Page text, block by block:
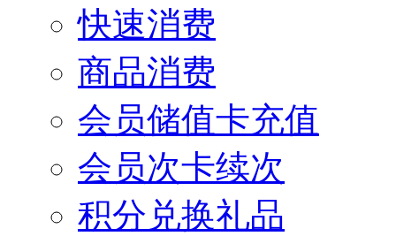
快速消费
商品消费
会员储值卡充值
会员次卡续次
积分兑换礼品